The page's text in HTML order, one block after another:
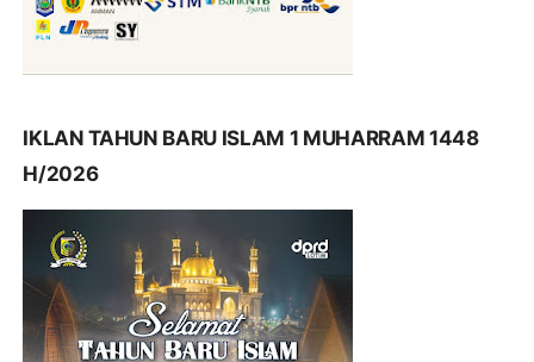
IKLAN TAHUN BARU ISLAM 1 MUHARRAM 1448
H/2026